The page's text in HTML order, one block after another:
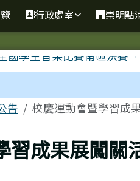
小學
行政處室 崇明點
告 校慶運動會暨學習成
習成果展闖關